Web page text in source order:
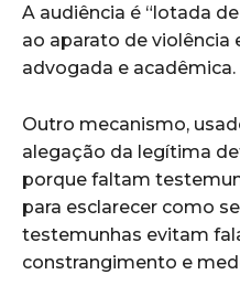
A audiência é “lotada
ao aparato de violência
advogada e acadêmica.
Outro mecanismo,
alegação da legítima
porque faltam
para esclarecer como
testemunhas evitam
constrangimento e